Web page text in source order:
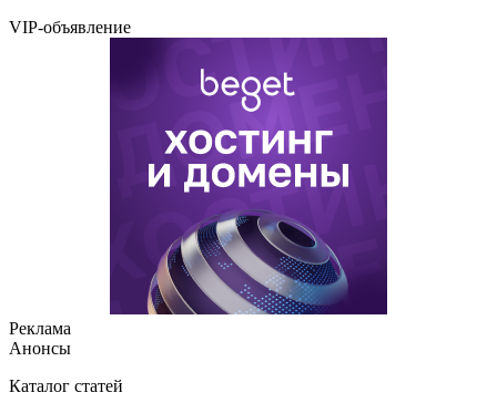
VIP-объявление
Реклама
Анонсы
Каталог статей